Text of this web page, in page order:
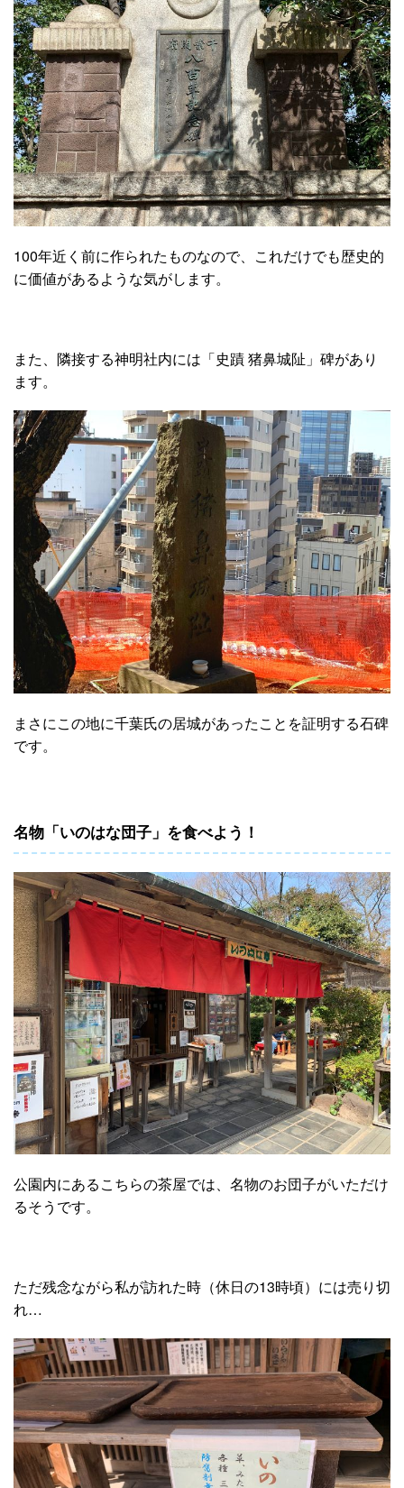
100年近く前に作られたものなので、これだけでも歴史的
に価値があるような気がします。
また、隣接する神明社内には「史蹟 猪鼻城阯」碑があり
ます。
まさにこの地に千葉氏の居城があったことを証明する石碑
です。
名物「いのはな団子」を食べよう！
公園内にあるこちらの茶屋では、名物のお団子がいただけ
るそうです。
ただ残念ながら私が訪れた時（休日の13時頃）には売り切
れ…